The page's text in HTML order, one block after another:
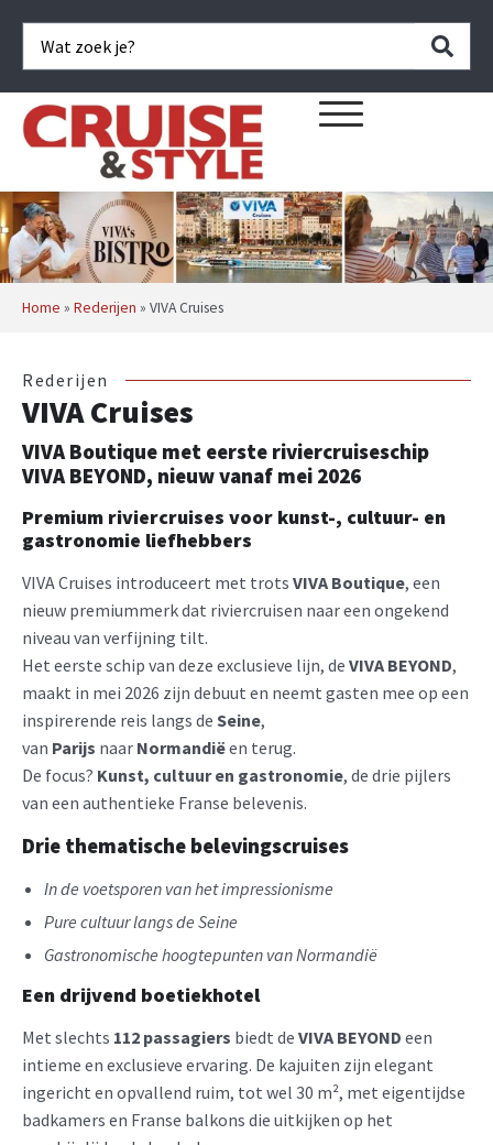
Home » Rederijen » VIVA Cruises
Rederijen
VIVA Cruises
VIVA Boutique met eerste riviercruiseschip
VIVA BEYOND, nieuw vanaf mei 2026
Premium riviercruises voor kunst-, cultuur- en
gastronomie liefhebbers
VIVA Cruises introduceert met trots VIVA Boutique, een
nieuw premiummerk dat riviercruisen naar een ongekend
niveau van verfijning tilt.
Het eerste schip van deze exclusieve lijn, de VIVA BEYOND,
maakt in mei 2026 zijn debuut en neemt gasten mee op een
inspirerende reis langs de Seine,
van Parijs naar Normandiëen terug.
De focus? Kunst, cultuur en gastronomie, de drie pijlers
van een authentieke Franse belevenis.
Drie thematische belevingscruises
In de voetsporen van het impressionisme
Pure cultuur langs de Seine
Gastronomische hoogtepunten van Normandië
Een drijvend boetiekhotel
Met slechts 112 passagiers biedt de VIVA BEYOND een
intieme en exclusieve ervaring. De kajuiten zijn elegant
ingericht en opvallend ruim, tot wel 30 m², met eigentijdse
badkamers en Franse balkons die uitkijken op het